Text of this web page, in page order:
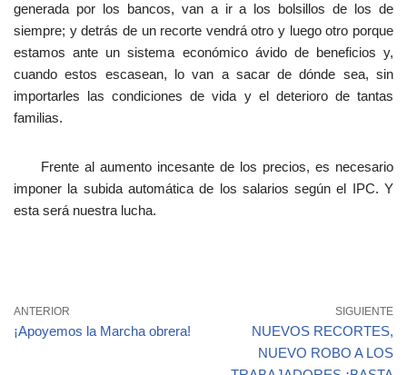
generada por los bancos, van a ir a los bolsillos de los de
siempre; y detrás de un recorte vendrá otro y luego otro porque
estamos ante un sistema económico ávido de beneficios y,
cuando estos escasean, lo van a sacar de dónde sea, sin
importarles las condiciones de vida y el deterioro de tantas
familias.
Frente al aumento incesante de los precios, es necesario
imponer la subida automática de los salarios según el IPC. Y
esta será nuestra lucha.
ANTERIOR
¡Apoyemos la Marcha obrera!
SIGUIENTE
NUEVOS RECORTES,
NUEVO ROBO A LOS